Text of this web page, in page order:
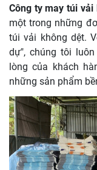
Công ty may túi vải
một trong những
túi vải không dệt.
dự", chúng tôi
lòng của khách
những sản phẩm